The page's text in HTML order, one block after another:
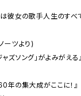
は彼女の歌手人生のす
ーツより)
ズソング」がよみがえる
年の集大成がここに！』